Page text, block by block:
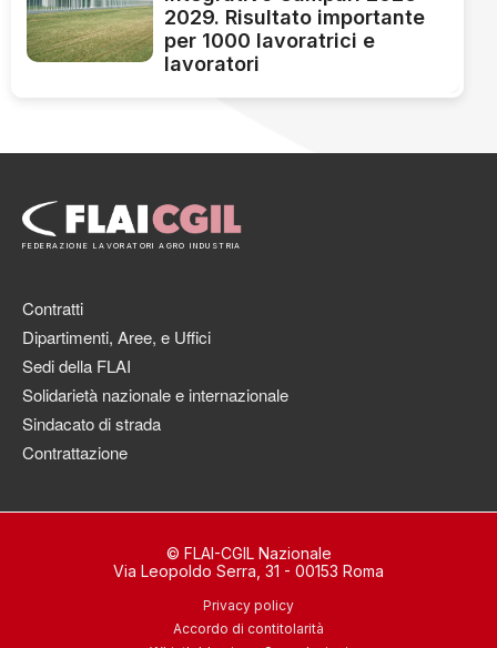
2029. Risultato importante
per 1000 lavoratrici e
lavoratori
FEDERAZIONE LAVORATORI AGRO INDUSTRIA
Contratti
Dipartimenti, Aree, e Uffici
Sedi della FLAI
Solidarietà nazionale e internazionale
Sindacato di strada
Contrattazione
© FLAI-CGIL Nazionale
Via Leopoldo Serra, 31 - 00153 Roma
Privacy policy
Accordo di contitolarità